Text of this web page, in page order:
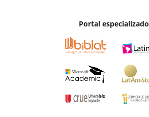
Portal especializado